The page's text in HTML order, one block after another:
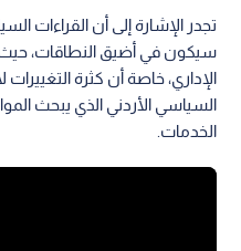
تجدر الإشارة إلى أن القراءات
سيكون في أضيق النطاقات،
الإداري، خاصة أن كثرة
السياسي الأردني الذي يبحث
الخدمات.